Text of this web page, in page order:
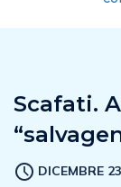
Scafati.
DICEMBRE